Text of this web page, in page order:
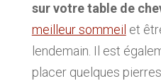
sur votre table de
meilleur sommeil et
lendemain. Il est
placer quelques